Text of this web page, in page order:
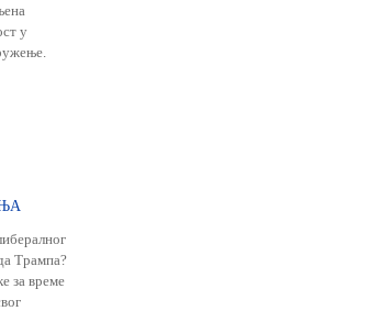
у
Трампа?
за време